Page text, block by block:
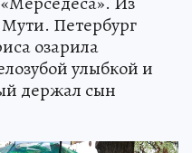
Петербург
озарила
улыбкой и
держал сын